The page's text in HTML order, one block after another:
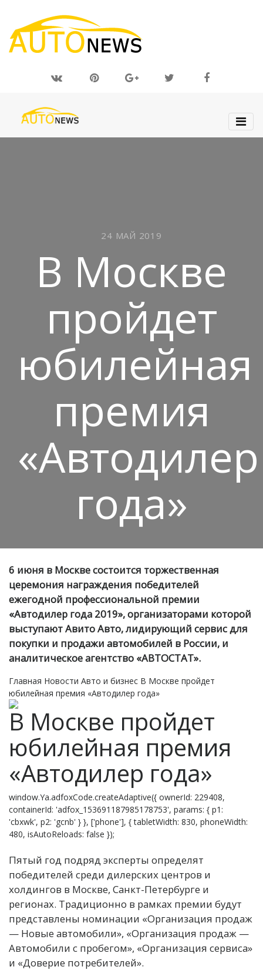
24 МАЙ 2019
В Москве
пройдет
юбилейная
премия
«Автодилер
года»
6 июня в Москве состоится торжественная
церемония награждения победителей
ежегодной профессиональной премии
«Автодилер года 2019», организаторами которой
выступают Авито Авто, лидирующий сервис для
покупки и продажи автомобилей в России, и
аналитическое агентство «АВТОСТАТ».
Главная Новости Авто и бизнес В Москве пройдет
юбилейная премия «Автодилер года»
В Москве пройдет
юбилейная премия
«Автодилер года»
window.Ya.adfoxCode.createAdaptive({ ownerId: 229408,
containerId: 'adfox_153691187985178753', params: { p1:
'cbxwk', p2: 'gcnb' } }, ['phone'], { tabletWidth: 830, phoneWidth:
480, isAutoReloads: false });
Пятый год подряд эксперты определят
победителей среди дилерских центров и
холдингов в Москве, Санкт-Петербурге и
регионах. Традиционно в рамках премии будут
представлены номинации «Организация продаж
— Новые автомобили», «Организация продаж —
Автомобили с пробегом», «Организация сервиса»
и «Доверие потребителей».